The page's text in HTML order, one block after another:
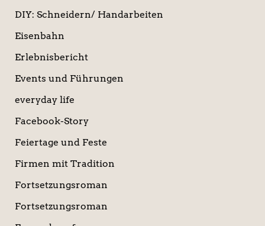
DIY: Schneidern/ Handarbeiten
Eisenbahn
Erlebnisbericht
Events und Führungen
everyday life
Facebook-Story
Feiertage und Feste
Firmen mit Tradition
Fortsetzungsroman
Fortsetzungsroman